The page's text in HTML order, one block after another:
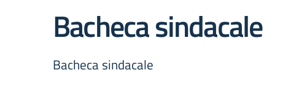
Bacheca sindacale
Bacheca sindacale